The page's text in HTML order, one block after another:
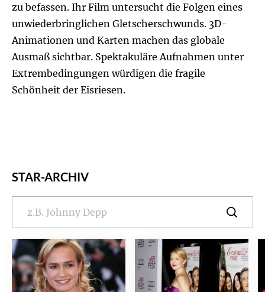
zu befassen. Ihr Film untersucht die Folgen eines
unwiederbringlichen Gletscherschwunds. 3D-
Animationen und Karten machen das globale
Ausmaß sichtbar. Spektakuläre Aufnahmen unter
Extrembedingungen würdigen die fragile
Schönheit der Eisriesen.
STAR-ARCHIV